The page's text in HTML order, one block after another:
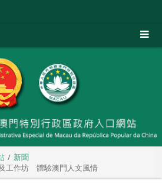
新聞
工作坊 體驗澳門人文風情